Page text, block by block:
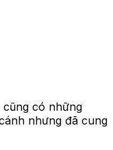
cũng có những
nhưng đã cung